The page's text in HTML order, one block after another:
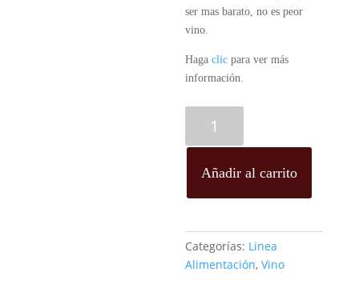
ser mas barato, no es peor
vino.
Hagaclic para ver más
información.
Segoviano
Tinto
Joven
cantidad
Añadir al carrito
Categorías: Linea
Alimentación,Vino